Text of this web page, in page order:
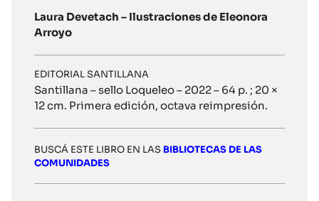
Laura Devetach – Ilustraciones de Eleonora
Arroyo
EDITORIAL SANTILLANA
Santillana – sello Loqueleo – 2022 – 64 p. ; 20 ×
12 cm. Primera edición, octava reimpresión.
BUSCÁ ESTE LIBRO EN LAS BIBLIOTECAS DE LAS
COMUNIDADES